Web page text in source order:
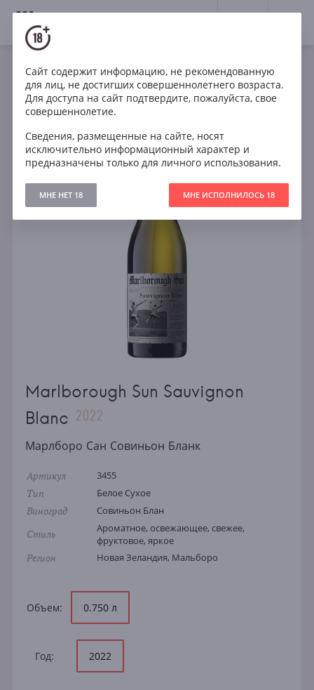
18+
Вино Белое Сухое
Новая Зеландия
Marlborough Sun Sauvignon Blanc
Marlborough Sun Sauvignon
Blanc 2022
Марлборо Сан Совиньон Бланк
Артикул 3455
Тип Белое Сухое
Виноград Совиньон Блан
Стиль
Ароматное, освежающее, свежее,
фруктовое, яркое
Регион Новая Зеландия, Мальборо
Объем: 0.750 л
Год: 2022
Сайт содержит информацию, не рекомендованную
для лиц, не достигших совершеннолетнего возраста.
Для доступа на сайт подтвердите, пожалуйста, свое
совершеннолетие.
Сведения, размещенные на сайте, носят
исключительно информационный характер и
предназначены только для личного использования.
МНЕ НЕТ 18 МНЕ ИСПОЛНИЛОСЬ 18